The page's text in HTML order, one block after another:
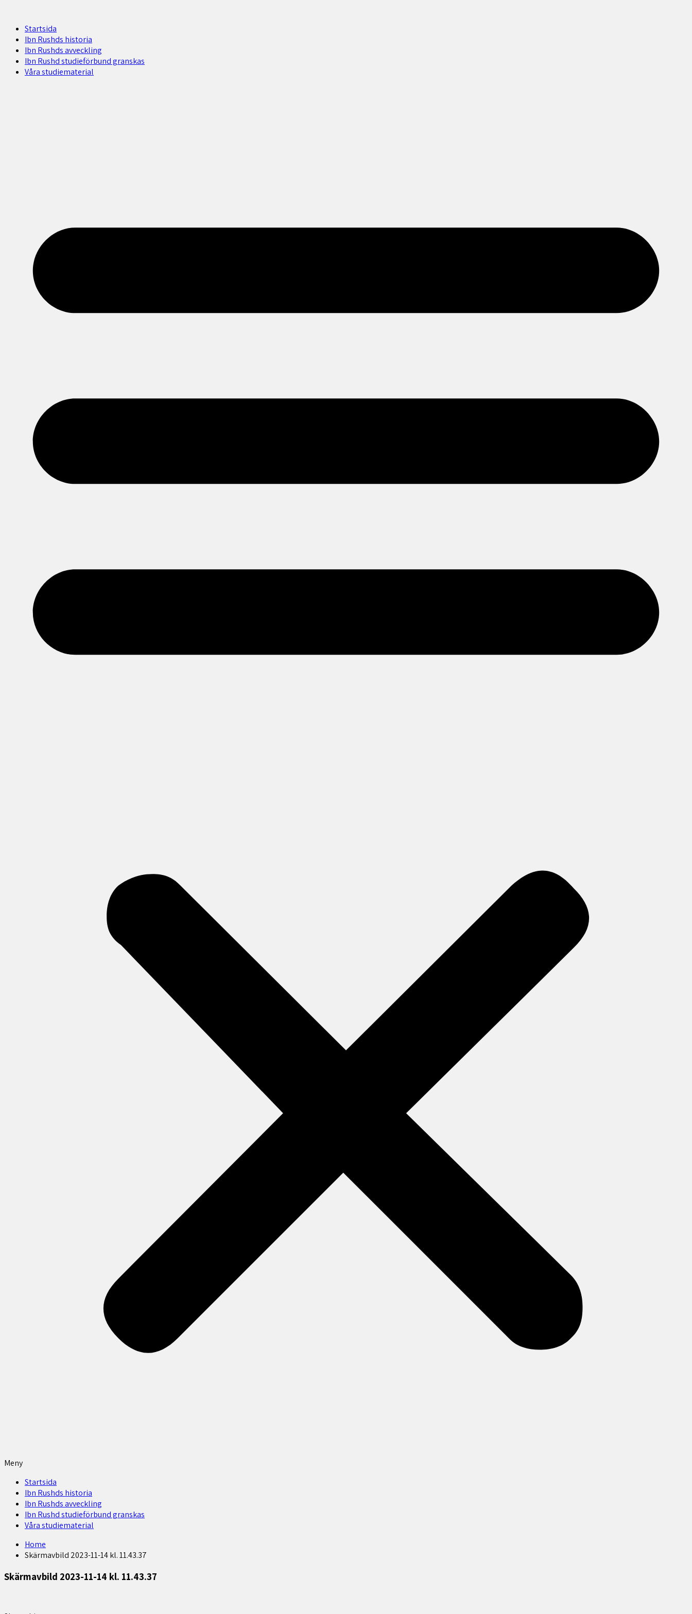
Startsida
Ibn Rushds historia
Ibn Rushds avveckling
Ibn Rushd studieförbund granskas​
Våra studiematerial
Meny
Startsida
Ibn Rushds historia
Ibn Rushds avveckling
Ibn Rushd studieförbund granskas​
Våra studiematerial
Home
Skärmavbild 2023-11-14 kl. 11.43.37
Skärmavbild 2023-11-14 kl. 11.43.37